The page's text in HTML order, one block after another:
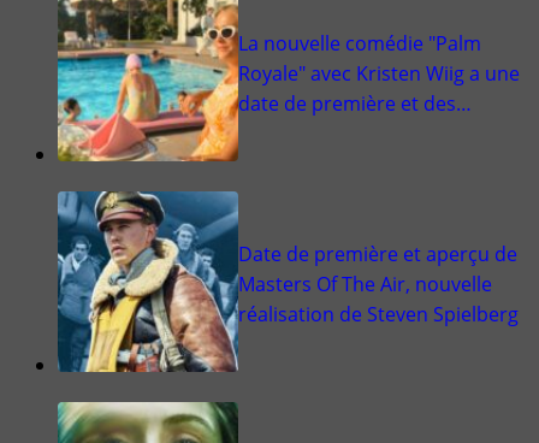
La nouvelle comédie "Palm
Royale" avec Kristen Wiig a une
date de première et des…
Date de première et aperçu de
Masters Of The Air, nouvelle
réalisation de Steven Spielberg